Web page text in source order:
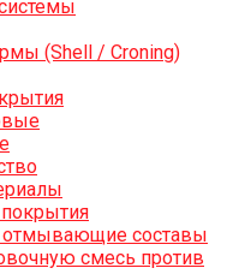
(Shell / Croning)
отмывающие составы
смесь против